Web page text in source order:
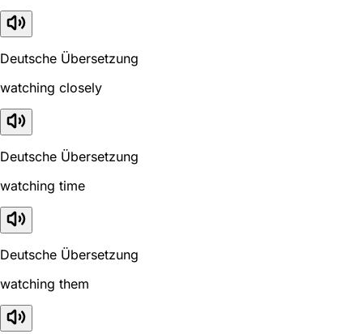
Deutsche Übersetzung
watching closely
Deutsche Übersetzung
watching time
Deutsche Übersetzung
watching them